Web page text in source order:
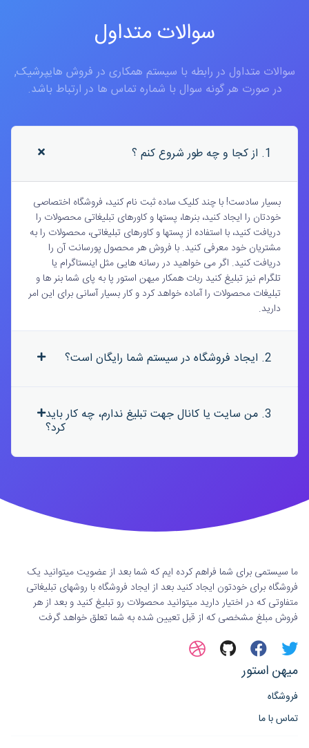
سوالات متداول
سوالات متداول در رابطه با سیستم همکاری در فروش هایپرشیک,
در صورت هر گونه سوال با شماره تماس ها در ارتباط باشد.
1. از کجا و چه طور شروع کنم ؟
بسیار سادست! با چند کلیک ساده ثبت نام کنید، فروشگاه اختصاصی
خودتان را ایجاد کنید، بنرها، پستها و کاورهای تبلیغاتی محصولات را
دریافت کنید، با استفاده از پستها و کاورهای تبلیغاتی، محصولات را به
مشتریان خود معرفی کنید. با فروش هر محصول پورسانت آن را
دریافت کنید. اگر می خواهید در رسانه هایی مثل اینستاگرام یا
تلگرام نیز تبلیغ کنید ربات همکار میهن استور پا به پای شما بنر ها و
تبلیغات محصولات را آماده خواهد کرد و کار بسیار آسانی برای این امر
دارید.
2. ایجاد فروشگاه در سیستم شما رایگان است؟
3. من سایت یا کانال جهت تبلیغ ندارم، چه کار باید
کرد؟
ما سیستمی برای شما فراهم کرده ایم که شما بعد از عضویت میتوانید یک
فروشگاه برای خودتون ایجاد کنید بعد از ایجاد فروشگاه با روشهای تبلیغاتی
متفاوتی که در اختیار دارید میتوانید محصولات رو تبلیغ کنید و بعد از هر
فروش مبلغ مشخصی که از قبل تعیین شده به شما تعلق خواهد گرفت
میهن استور
فروشگاه
تماس با ما